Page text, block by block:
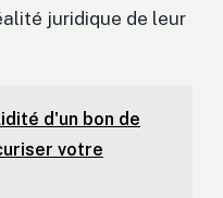
juridique de leur
d'un bon de
votre